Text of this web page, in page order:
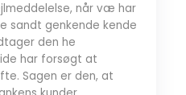
når væ har
sandt genkende kende
den he
har forsøgt at
Sagen er den, at